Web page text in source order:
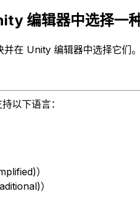
编辑器中选择一
在 Unity 编辑器中选择它们。
以下语言：
）
）